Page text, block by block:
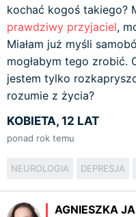
kochać kogoś takiego?
prawdziwy przyjaciel,
Miałam już myśli
mogłabym tego zrobić.
jestem tylko
rozumie z życia?
KOBIETA, 12 LAT
ponad rok temu
NEUROLOGIA DEPRESJA
AGNIESZKA